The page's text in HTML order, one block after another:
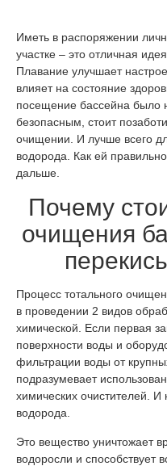
Иметь в распоряжении
участке – это отличная
Плавание улучшает
влияет на состояние
посещение бассейна было
безопасным, стоит
очищении. И лучше всего
водорода. Как ей
дальше.
Почему
очищения
Процесс тотального
в проведении 2 видов
химической. Если первая
поверхности воды и
фильтрации воды от
подразумевает
химических очистителей. И
водорода.
Это вещество уничтожает
водоросли и способствует